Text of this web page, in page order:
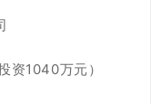
资1040万元）